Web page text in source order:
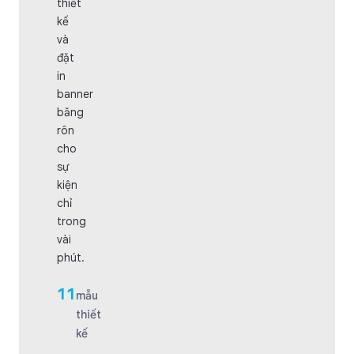
thiết
kế
và
đặt
in
banner
băng
rôn
cho
sự
kiện
chỉ
trong
vài
phút.
11 mẫu
thiết
kế